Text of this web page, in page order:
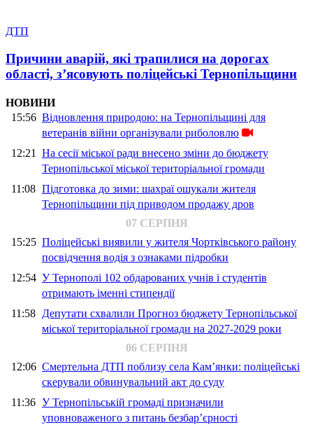
ДТП
Причини аварій, які трапилися на дорогах
області, з’ясовують поліцейські Тернопільщини
НОВИНИ
15:56 Відновлення природою: на Тернопільщині для
ветеранів війни організували риболовлю
12:21 На сесії міської ради внесено зміни до бюджету
Тернопільської міської територіальної громади
11:08 Підготовка до зими: шахраї ошукали жителя
Тернопільщини під приводом продажу дров
07 СЕРПНЯ
15:25 Поліцейські виявили у жителя Чортківського району
посвідчення водія з ознаками підробки
12:54 У Тернополі 102 обдарованих учнів і студентів
отримають іменні стипендії
11:58 Депутати схвалили Прогноз бюджету Тернопільської
міської територіальної громади на 2027-2029 роки
06 СЕРПНЯ
12:06 Смертельна ДТП поблизу села Кам’янки: поліцейські
скерували обвинувальний акт до суду
11:36 У Тернопільській громаді призначили
уповноваженого з питань безбар’єрності